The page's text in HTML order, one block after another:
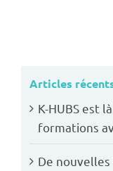
Articles
K-HUBS est
formations
De